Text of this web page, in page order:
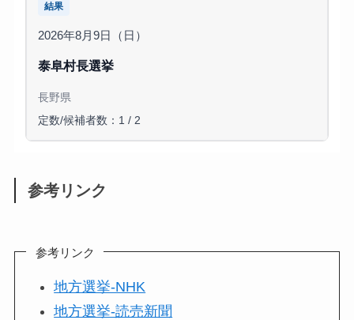
結果
2026年8月9日（日）
泰阜村長選挙
長野県
定数/候補者数：1 / 2
参考リンク
参考リンク
地方選挙-NHK
地方選挙-読売新聞